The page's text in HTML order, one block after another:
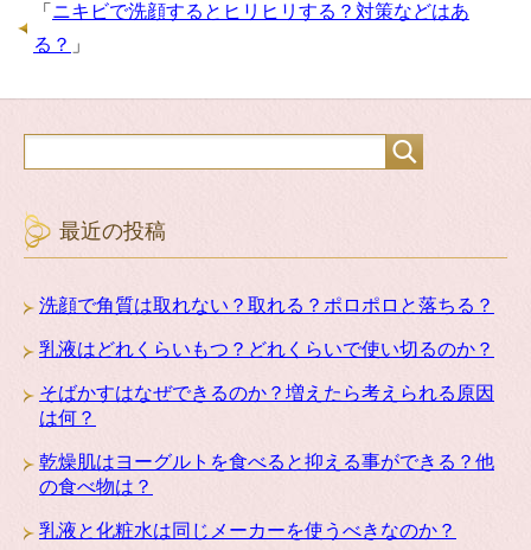
「 ニキビで洗顔するとヒリヒリする？対策などはあ
る？ 」
最近の投稿
洗顔で角質は取れない？取れる？ポロポロと落ちる？
乳液はどれくらいもつ？どれくらいで使い切るのか？
そばかすはなぜできるのか？増えたら考えられる原因
は何？
乾燥肌はヨーグルトを食べると抑える事ができる？他
の食べ物は？
乳液と化粧水は同じメーカーを使うべきなのか？